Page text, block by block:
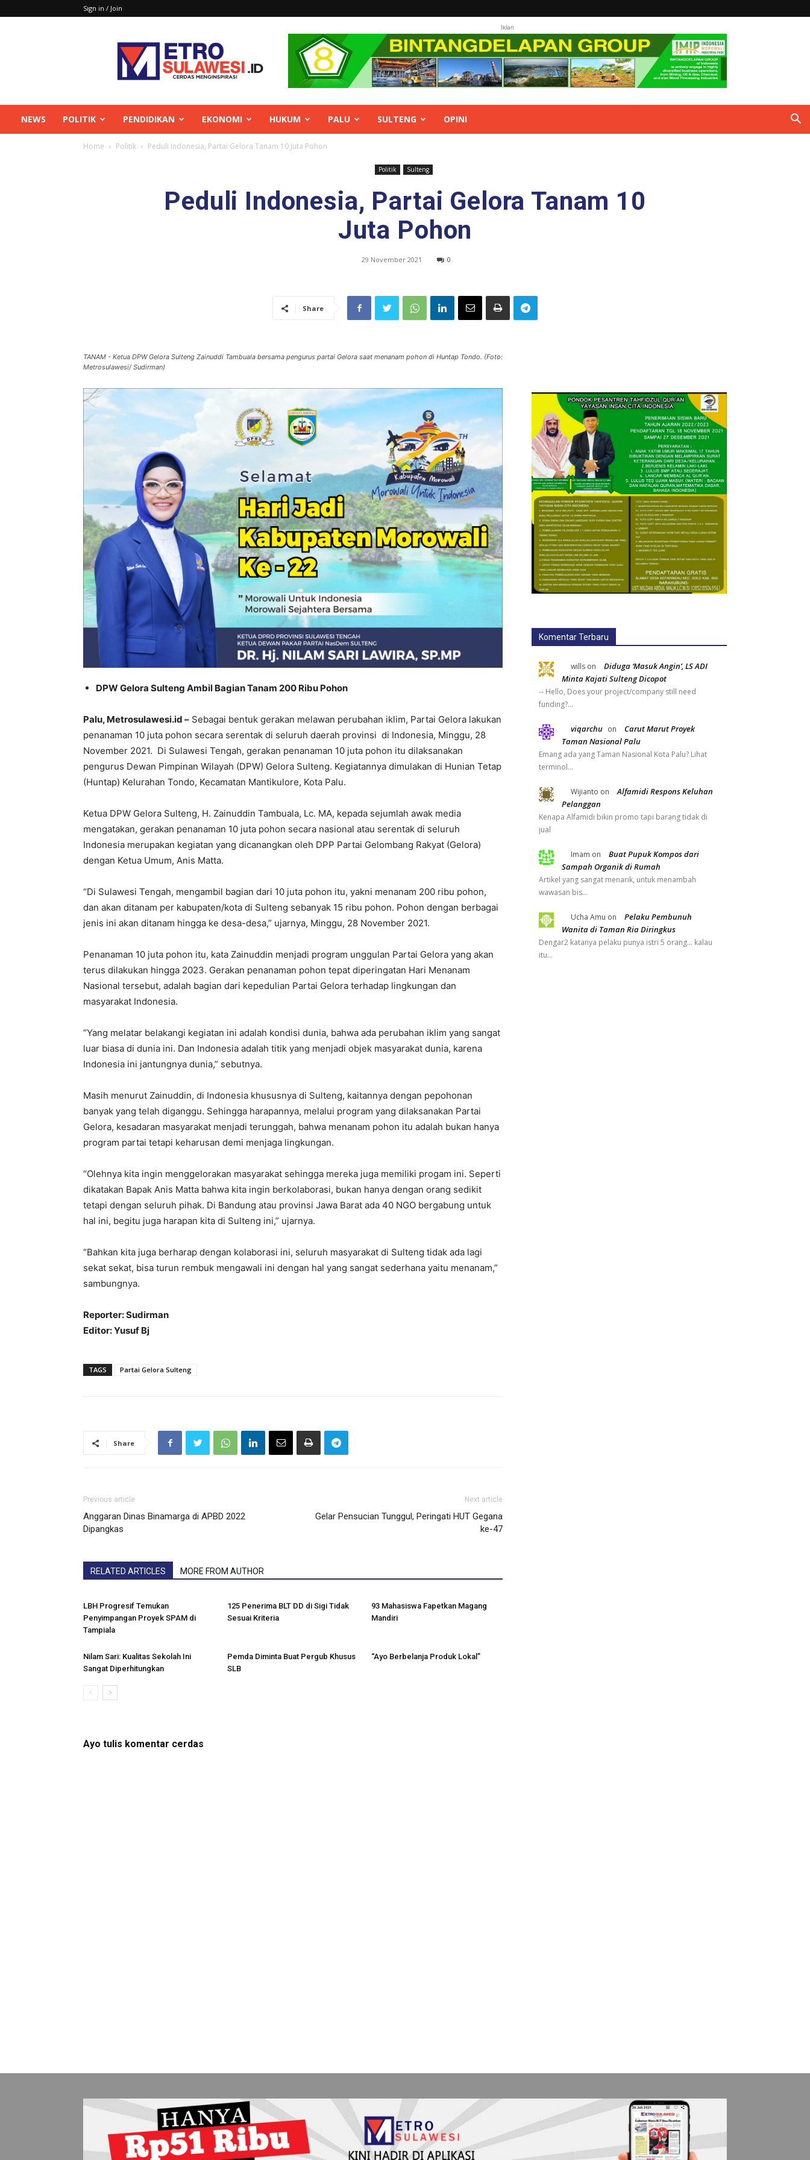
Sign in / Join
Metrosulawesi
Iklan
NEWS POLITIK PENDIDIKAN EKONOMI HUKUM PALU SULTENG OPINI
Home Politik Peduli Indonesia, Partai Gelora Tanam 10 Juta Pohon
Politik Sulteng
Peduli Indonesia, Partai Gelora Tanam 10
Juta Pohon
29 November 2021 0
Share
TANAM - Ketua DPW Gelora Sulteng Zainuddi Tambuala bersama pengurus partai Gelora saat menanam pohon di Huntap Tondo. (Foto:
Metrosulawesi/ Sudirman)
DPW Gelora Sulteng Ambil Bagian Tanam 200 Ribu Pohon
Palu, Metrosulawesi.id – Sebagai bentuk gerakan melawan perubahan iklim, Partai Gelora lakukan
penanaman 10 juta pohon secara serentak di seluruh daerah provinsi di Indonesia, Minggu, 28
November 2021. Di Sulawesi Tengah, gerakan penanaman 10 juta pohon itu dilaksanakan
pengurus Dewan Pimpinan Wilayah (DPW) Gelora Sulteng. Kegiatannya dimulakan di Hunian Tetap
(Huntap) Kelurahan Tondo, Kecamatan Mantikulore, Kota Palu.
Ketua DPW Gelora Sulteng, H. Zainuddin Tambuala, Lc. MA, kepada sejumlah awak media
mengatakan, gerakan penanaman 10 juta pohon secara nasional atau serentak di seluruh
Indonesia merupakan kegiatan yang dicanangkan oleh DPP Partai Gelombang Rakyat (Gelora)
dengan Ketua Umum, Anis Matta.
“Di Sulawesi Tengah, mengambil bagian dari 10 juta pohon itu, yakni menanam 200 ribu pohon,
dan akan ditanam per kabupaten/kota di Sulteng sebanyak 15 ribu pohon. Pohon dengan berbagai
jenis ini akan ditanam hingga ke desa-desa,” ujarnya, Minggu, 28 November 2021.
Penanaman 10 juta pohon itu, kata Zainuddin menjadi program unggulan Partai Gelora yang akan
terus dilakukan hingga 2023. Gerakan penanaman pohon tepat diperingatan Hari Menanam
Nasional tersebut, adalah bagian dari kepedulian Partai Gelora terhadap lingkungan dan
masyarakat Indonesia.
“Yang melatar belakangi kegiatan ini adalah kondisi dunia, bahwa ada perubahan iklim yang sangat
luar biasa di dunia ini. Dan Indonesia adalah titik yang menjadi objek masyarakat dunia, karena
Indonesia ini jantungnya dunia,” sebutnya.
Masih menurut Zainuddin, di Indonesia khususnya di Sulteng, kaitannya dengan pepohonan
banyak yang telah diganggu. Sehingga harapannya, melalui program yang dilaksanakan Partai
Gelora, kesadaran masyarakat menjadi terunggah, bahwa menanam pohon itu adalah bukan hanya
program partai tetapi keharusan demi menjaga lingkungan.
“Olehnya kita ingin menggelorakan masyarakat sehingga mereka juga memiliki progam ini. Seperti
dikatakan Bapak Anis Matta bahwa kita ingin berkolaborasi, bukan hanya dengan orang sedikit
tetapi dengan seluruh pihak. Di Bandung atau provinsi Jawa Barat ada 40 NGO bergabung untuk
hal ini, begitu juga harapan kita di Sulteng ini,” ujarnya.
“Bahkan kita juga berharap dengan kolaborasi ini, seluruh masyarakat di Sulteng tidak ada lagi
sekat sekat, bisa turun rembuk mengawali ini dengan hal yang sangat sederhana yaitu menanam,”
sambungnya.
Reporter: Sudirman
Editor: Yusuf Bj
TAGS Partai Gelora Sulteng
Share
Previous article
Anggaran Dinas Binamarga di APBD 2022
Dipangkas
Next article
Gelar Pensucian Tunggul, Peringati HUT Gegana
ke-47
RELATED ARTICLES MORE FROM AUTHOR
LBH Progresif Temukan
Penyimpangan Proyek SPAM di
Tampiala
125 Penerima BLT DD di Sigi Tidak
Sesuai Kriteria
93 Mahasiswa Fapetkan Magang
Mandiri
Nilam Sari: Kualitas Sekolah Ini
Sangat Diperhitungkan
Pemda Diminta Buat Pergub Khusus
SLB
“Ayo Berbelanja Produk Lokal”
Ayo tulis komentar cerdas
Komentar Terbaru
wills on
Diduga ‘Masuk Angin’, LS ADI
Minta Kajati Sulteng Dicopot
-- Hello, Does your project/company still need
funding?…
viqarchu on
Carut Marut Proyek
Taman Nasional Palu
Emang ada yang Taman Nasional Kota Palu? Lihat
terminol…
Wijianto on
Alfamidi Respons Keluhan
Pelanggan
Kenapa Alfamidi bikin promo tapi barang tidak di
jual
Imam on
Buat Pupuk Kompos dari
Sampah Organik di Rumah
Artikel yang sangat menarik, untuk menambah
wawasan bis…
Ucha Amu on
Pelaku Pembunuh
Wanita di Taman Ria Diringkus
Dengar2 katanya pelaku punya istri 5 orang... kalau
itu…